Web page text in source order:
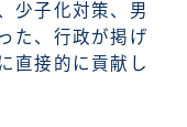
少子化対策、男
た、行政が掲げ
直接的に貢献し